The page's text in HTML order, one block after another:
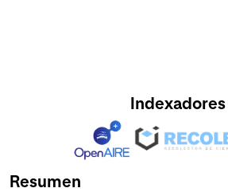
Indexadores
Resumen